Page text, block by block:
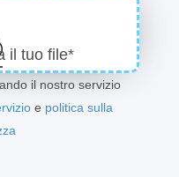
il tuo file*
il nostro servizio
e politica sulla